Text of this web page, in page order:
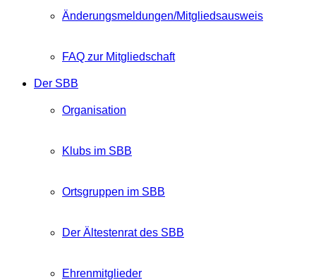
Änderungsmeldungen/Mitgliedsausweis
FAQ zur Mitgliedschaft
Der SBB
Organisation
Klubs im SBB
Ortsgruppen im SBB
Der Ältestenrat des SBB
Ehrenmitglieder